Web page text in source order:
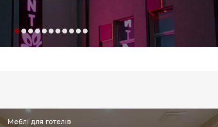
Меблі для готелів